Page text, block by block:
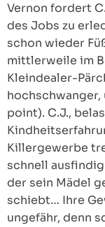
Vernon fordert
des Jobs zu
schon wieder
mittlerweile im
Kleindealer-
point). C.J.,
Killergewerbe
schnell
der sein Mädel
schiebt… Ihre
ungefähr, denn